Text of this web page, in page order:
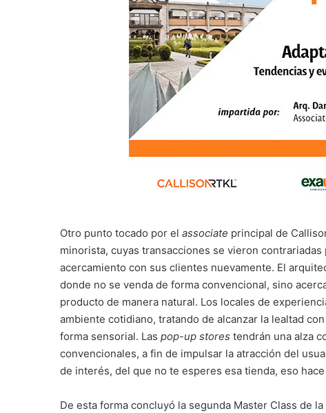
Otro punto tocado por el associate principal de
minorista, cuyas transacciones se vieron
acercamiento con sus clientes nuevamente. El
donde no se venda de forma convencional, sino
producto de manera natural. Los locales de
ambiente cotidiano, tratando de alcanzar la lealtad
forma sensorial. Las pop-up stores tendrán una alza
convencionales, a fin de impulsar la atracción del
de interés, del que no te esperes esa tienda, eso
De esta forma concluyó la segunda Master Class de la